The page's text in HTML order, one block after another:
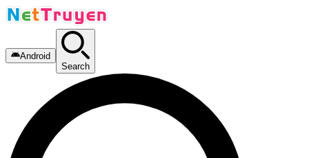
Android
Search